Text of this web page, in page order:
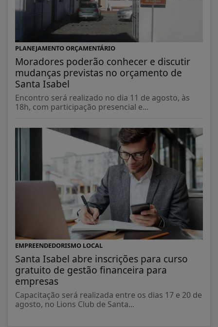
PLANEJAMENTO ORÇAMENTÁRIO
Moradores poderão conhecer e discutir
mudanças previstas no orçamento de
Santa Isabel
Encontro será realizado no dia 11 de agosto, às
18h, com participação presencial e...
EMPREENDEDORISMO LOCAL
Santa Isabel abre inscrições para curso
gratuito de gestão financeira para
empresas
Capacitação será realizada entre os dias 17 e 20 de
agosto, no Lions Club de Santa...